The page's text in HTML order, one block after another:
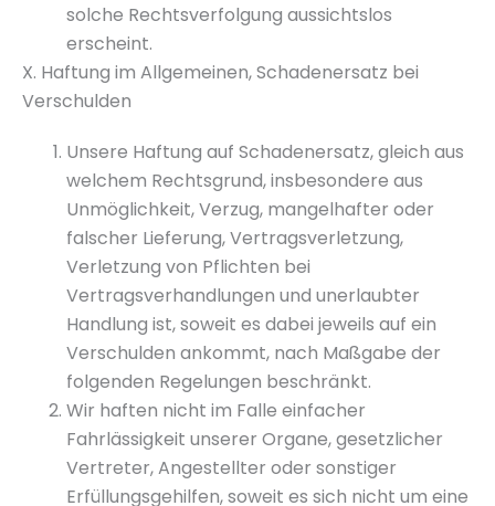
solche Rechtsverfolgung aussichtslos
erscheint.
X. Haftung im Allgemeinen, Schadenersatz bei
Verschulden
Unsere Haftung auf Schadenersatz, gleich aus
welchem Rechtsgrund, insbesondere aus
Unmöglichkeit, Verzug, mangelhafter oder
falscher Lieferung, Vertragsverletzung,
Verletzung von Pflichten bei
Vertragsverhandlungen und unerlaubter
Handlung ist, soweit es dabei jeweils auf ein
Verschulden ankommt, nach Maßgabe der
folgenden Regelungen beschränkt.
Wir haften nicht im Falle einfacher
Fahrlässigkeit unserer Organe, gesetzlicher
Vertreter, Angestellter oder sonstiger
Erfüllungsgehilfen, soweit es sich nicht um eine